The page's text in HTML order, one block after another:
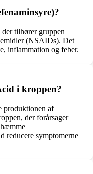
tilhører gruppen
(NSAIDs). Det
inflammation og feber.
i kroppen?
produktionen af
der forårsager
reducere symptomerne